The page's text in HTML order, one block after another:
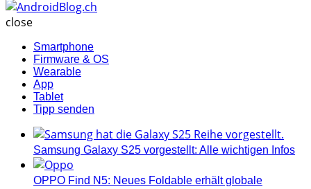
close
Smartphone
Firmware & OS
Wearable
App
Tablet
Tipp senden
Samsung Galaxy S25 vorgestellt: Alle wichtigen Infos
OPPO Find N5: Neues Foldable erhält globale